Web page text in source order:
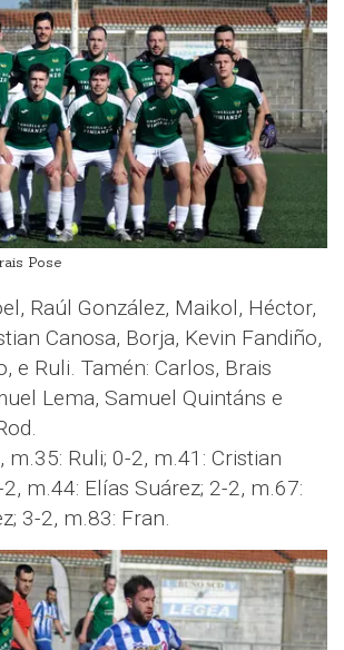
Pose
Raúl González, Maikol, Héctor,
Canosa, Borja, Kevin Fandiño,
e Ruli. Tamén: Carlos, Brais
Lema, Samuel Quintáns e
m.35: Ruli; 0-2, m.41: Cristian
m.44: Elías Suárez; 2-2, m.67:
3-2, m.83: Fran.